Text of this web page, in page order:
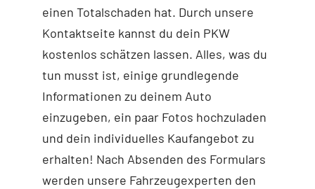
einen Totalschaden hat. Durch unsere
Kontaktseite kannst du dein PKW
kostenlos schätzen lassen. Alles, was du
tun musst ist, einige grundlegende
Informationen zu deinem Auto
einzugeben, ein paar Fotos hochzuladen
und dein individuelles Kaufangebot zu
erhalten! Nach Absenden des Formulars
werden unsere Fahrzeugexperten den